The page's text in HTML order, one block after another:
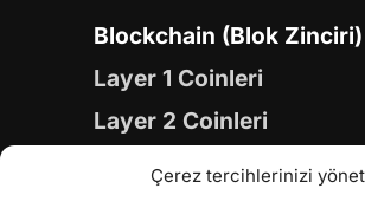
Çerez tercihlerinizi
Blockchain (Blok Zinciri)
Layer 1 Coinleri
Layer 2 Coinleri
Yapay Zeka (AI) Coinleri